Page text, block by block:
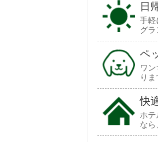
日
手軽
グ
ペ
ワ
り
快
ホ
なら